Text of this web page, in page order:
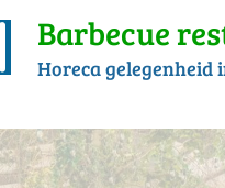
Barbecue
Horeca gelegenheid